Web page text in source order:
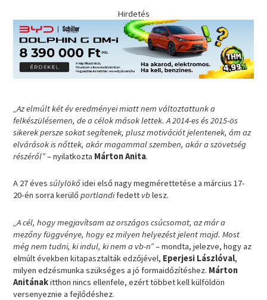
Hirdetés
„Az elmúlt két év eredményei miatt nem változtattunk a
felkészülésemen, de a célok mások lettek. A 2014-es és 2015-ös
sikerek persze sokat segítenek, plusz motivációt jelentenek, ám az
elvárások is nőttek, akár magammal szemben, akár a szövetség
részéről”– nyilatkozta Márton Anita.
A 27 évessúlylökőidei első nagy megmérettetése a március 17-
20-én sorra kerülőportlandifedett vblesz.
„A cél, hogy megjavítsam az országos csúcsomat, az már a
mezőny függvénye, hogy ez milyen helyezést jelent majd. Most
még nem tudni, ki indul, ki nem a vb-n”– mondta, jelezve, hogy az
elmúlt években kitapasztalták edzőjével, Eperjesi Lászlóval,
milyen edzésmunka szükséges a jó formaidőzítéshez. Márton
Anitánakitthon nincs ellenfele, ezért többet kell külföldön
versenyeznie a fejlődéshez.